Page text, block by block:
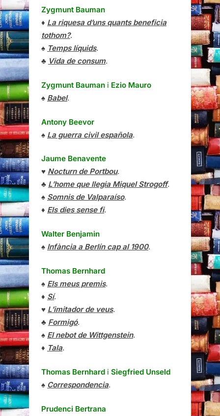
Zygmunt Bauman
♦ La riquesa d’uns quants beneficia
tothom?.
♠ Temps líquids.
♣ Vida de consum.
Zygmunt Bauman i Ezio Mauro
♠ Babel.
Antony Beevor
♠ La guerra civil española.
Jaume Benavente
♥ Nocturn de Portbou.
♣ L’home que llegia Miquel Strogoff.
♠ Somnis de Valparaíso.
♦ Els dies sense fi.
Walter Benjamin
♠ Infància a Berlín cap al 1900.
Thomas Bernhard
♠ Els meus premis.
♦ Sí.
♥ L’imitador de veus.
♣ Formigó.
♠ El nebot de Wittgenstein.
♦ Tala.
Thomas Bernhard i Siegfried Unseld
♠ Correspondencia.
Prudenci Bertrana